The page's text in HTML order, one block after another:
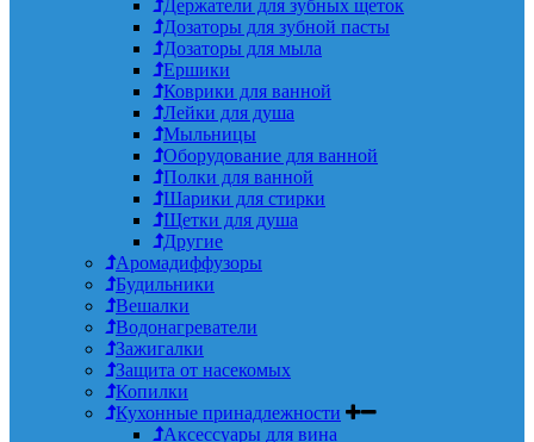
Держатели для зубных щеток
Дозаторы для зубной пасты
Дозаторы для мыла
Ершики
Коврики для ванной
Лейки для душа
Мыльницы
Оборудование для ванной
Полки для ванной
Шарики для стирки
Щетки для душа
Другие
Аромадиффузоры
Будильники
Вешалки
Водонагреватели
Зажигалки
Защита от насекомых
Копилки
Кухонные принадлежности
Аксессуары для вина